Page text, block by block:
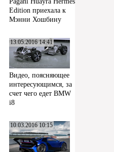
Edition приехала к
Мэнни Хошбину
13.05.2016 14:41
Видео, поясняющее
интересующимся, за
счет чего едет BMW
i8
10.03.2016 10:15